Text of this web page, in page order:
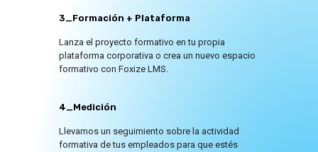
3_Formación + Plataforma
Lanza el proyecto formativo en tu propia
plataforma corporativa o crea un nuevo espacio
formativo con Foxize LMS.
4_Medición
Llevamos un seguimiento sobre la actividad
formativa de tus empleados para que estés